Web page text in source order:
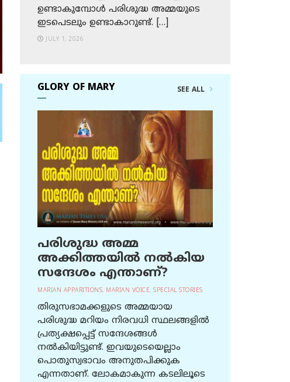
ഉണ്ടാകുമ്പോള്‍ പരിശുദ്ധ അമ്മയുടെ
ഇടപെടലും ഉണ്ടാകാറുണ്ട്. […]
JULY 1, 2026
GLORY OF MARY SEE ALL
പരിശുദ്ധ അമ്മ
അക്കിത്തയില്‍ നല്‍കിയ
സന്ദേശം എന്താണ്?
MARIAN APPARITIONS, MARIAN VOICE, SPECIAL STORIES
തിരുസഭാമക്കളുടെ അമ്മയായ
പരിശുദ്ധ മറിയം നിരവധി സ്ഥലങ്ങളിൽ
പ്രത്യക്ഷപ്പെട്ട് സന്ദേശങ്ങൾ
നൽകിയിട്ടുണ്ട്. ഇവയുടെയെല്ലാം
പൊതുസ്വഭാവം അനുതപിക്കുക
എന്നതാണ്. ലോകമാകുന്ന കടലിലൂടെ